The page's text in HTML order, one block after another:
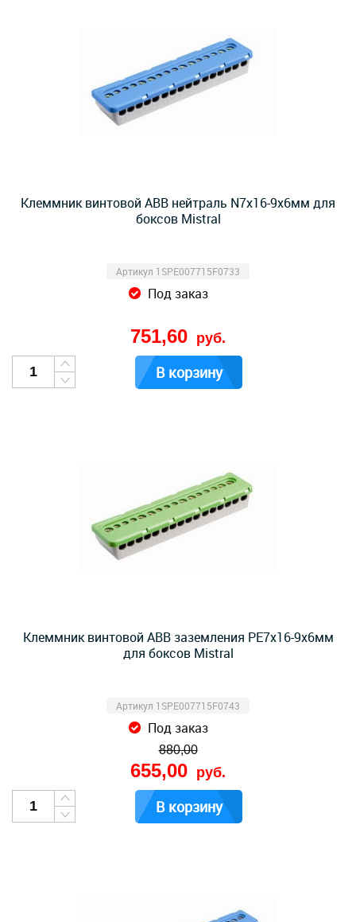
Клеммник винтовой ABB нейтраль N7x16-9х6мм для
боксов Mistral
Артикул 1SPE007715F0733
Под заказ
751,60 руб.
В корзину
Клеммник винтовой ABB заземления PE7x16-9х6мм
для боксов Mistral
Артикул 1SPE007715F0743
Под заказ
880,00
655,00 руб.
В корзину